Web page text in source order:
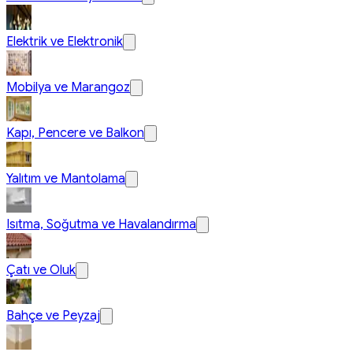
Elektrik ve Elektronik
Mobilya ve Marangoz
Kapı, Pencere ve Balkon
Yalıtım ve Mantolama
Isıtma, Soğutma ve Havalandırma
Çatı ve Oluk
Bahçe ve Peyzaj